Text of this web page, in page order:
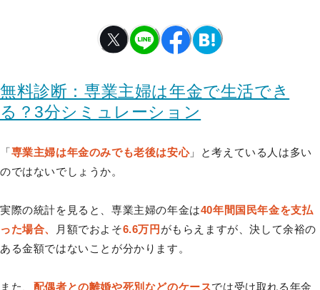
無料診断：専業主婦は年金で生活でき
る？3分シミュレーション
「専業主婦は年金のみでも老後は安心」と考えている人は多い
のではないでしょうか。
実際の統計を見ると、専業主婦の年金は40年間国民年金を支払
った場合、
月額でおよそ6.6万円 がもらえますが、決して余裕の
ある金額ではないことが分かります。
また、 配偶者との離婚や死別などのケースでは受け取れる年金